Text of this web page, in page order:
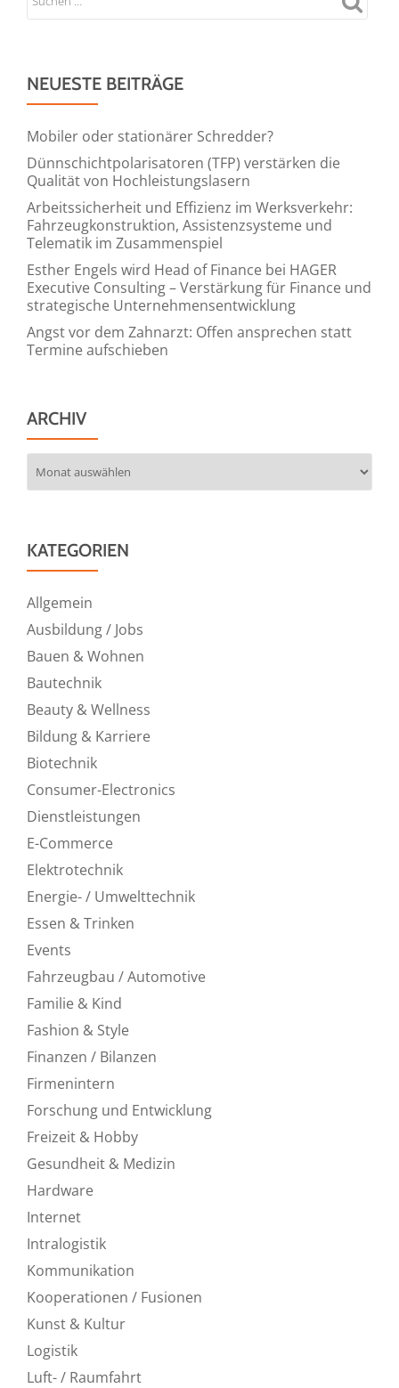
gegen
NEUESTE BEITRÄGE
Mobiler oder stationärer Schredder?
Dünnschichtpolarisatoren (TFP) verstärken die
Qualität von Hochleistungslasern
Arbeitssicherheit und Effizienz im Werksverkehr:
Fahrzeugkonstruktion, Assistenzsysteme und
Telematik im Zusammenspiel
Esther Engels wird Head of Finance bei HAGER
Executive Consulting – Verstärkung für Finance und
strategische Unternehmensentwicklung
Angst vor dem Zahnarzt: Offen ansprechen statt
Termine aufschieben
ARCHIV
KATEGORIEN
Allgemein
Ausbildung / Jobs
Bauen & Wohnen
Bautechnik
Beauty & Wellness
Bildung & Karriere
Biotechnik
Consumer-Electronics
Dienstleistungen
E-Commerce
Elektrotechnik
Energie- / Umwelttechnik
Essen & Trinken
Events
Fahrzeugbau / Automotive
Familie & Kind
Fashion & Style
Finanzen / Bilanzen
Firmenintern
Forschung und Entwicklung
Freizeit & Hobby
Gesundheit & Medizin
Hardware
Internet
Intralogistik
Kommunikation
Kooperationen / Fusionen
Kunst & Kultur
Logistik
Luft- / Raumfahrt